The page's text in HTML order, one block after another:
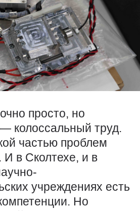
просто, но
​колоссальный труд.
частью проблем
И в Сколтехе, и в
учреждениях есть
Но